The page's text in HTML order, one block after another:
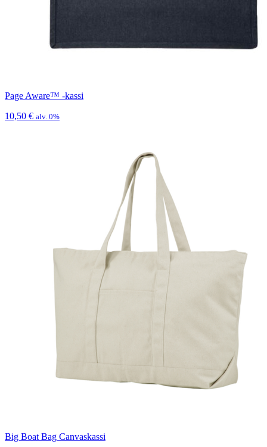
Page Aware™ -kassi
10,50 € alv. 0%
Big Boat Bag Canvaskassi